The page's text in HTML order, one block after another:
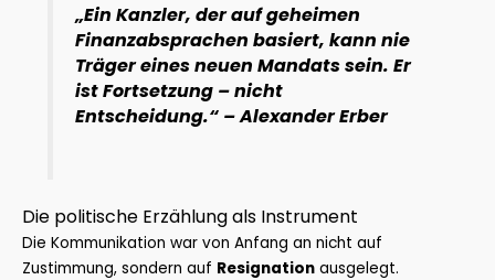
„Ein Kanzler, der auf geheimen
Finanzabsprachen basiert, kann nie
Träger eines neuen Mandats sein. Er
ist Fortsetzung – nicht
Entscheidung.“ – Alexander Erber
Die politische Erzählung als Instrument
Die Kommunikation war von Anfang an nicht auf
Zustimmung, sondern auf Resignation ausgelegt.